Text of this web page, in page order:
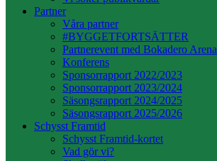
Partner
Våra partner
#BYGGETFORTSÄTTER
Partnerevent med Bokadero Arena
Konferens
Sponsorrapport 2022/2023
Sponsorrapport 2023/2024
Säsongsrapport 2024/2025
Säsongsrapport 2025/2026
Schysst Framtid
Schysst Framtid-kortet
Vad gör vi?